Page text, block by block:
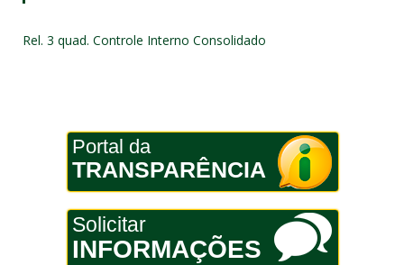
Rel. 3 quad. Controle Interno Consolidado
Portal da
TRANSPARÊNCIA
Solicitar
INFORMAÇÕES